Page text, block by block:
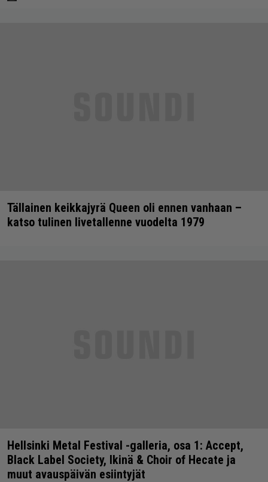
Tällainen keikkajyrä Queen oli ennen vanhaan –
katso tulinen livetallenne vuodelta 1979
Hellsinki Metal Festival -galleria, osa 1: Accept,
Black Label Society, Ikinä & Choir of Hecate ja
muut avauspäivän esiintyjät